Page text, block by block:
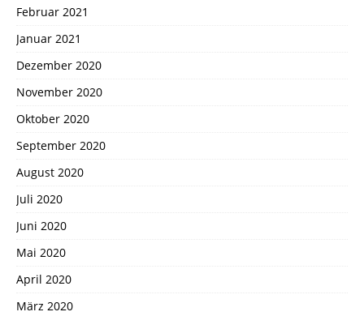
Februar 2021
Januar 2021
Dezember 2020
November 2020
Oktober 2020
September 2020
August 2020
Juli 2020
Juni 2020
Mai 2020
April 2020
März 2020